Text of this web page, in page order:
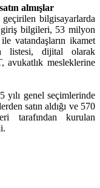
almışlar
bilgisayarlarda
giriş bilgileri, 53 milyon
vatandaşların ikamet
listesi, dijital olarak
avukatlık mesleklerine
genel seçimlerinde
satın aldığı ve 570
tarafından kurulan